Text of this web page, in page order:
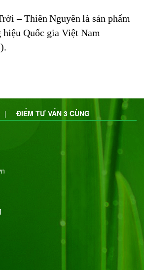
–Thiên Nguyên là sản phẩm
hiệu Quốc gia Việt Nam
).
| ĐIỂM TƯ VẤN 3 CÙNG